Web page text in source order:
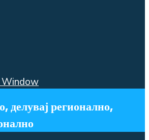
Window
делувај регионално,